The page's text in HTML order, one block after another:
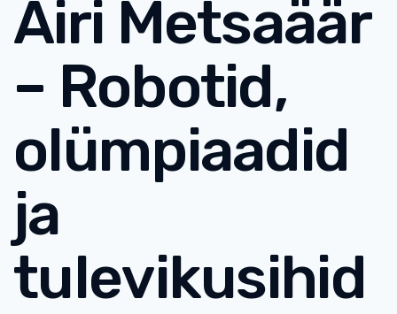
Airi Metsaäär
– Robotid,
olümpiaadid
ja
tulevikusihid